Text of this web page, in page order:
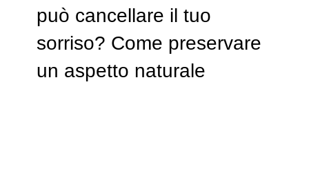
può cancellare il tuo
sorriso? Come preservare
un aspetto naturale